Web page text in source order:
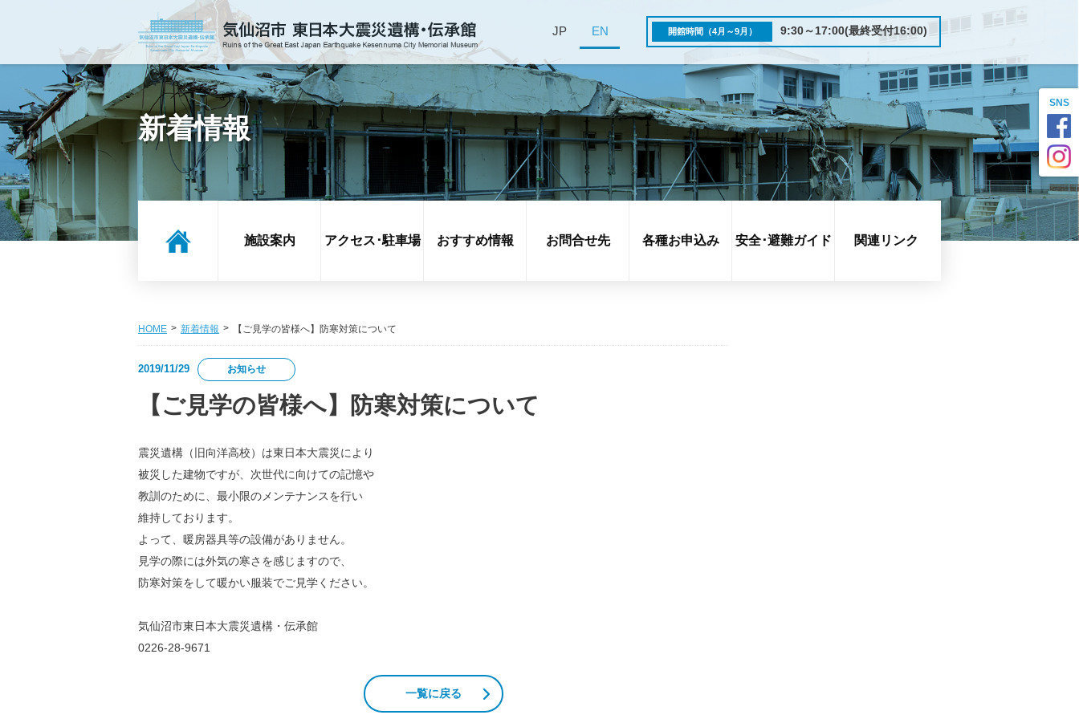
SNS
JP EN 開館時間（4月～9月） 9:30～17:00(最終受付16:00)
新着情報
施設案内 アクセス･駐車場 おすすめ情報 お問合せ先 各種お申込み 安全･避難ガイド 関連リンク
HOME 新着情報 【ご見学の皆様へ】防寒対策について
2019/11/29 お知らせ
【ご見学の皆様へ】防寒対策について
震災遺構（旧向洋高校）は東日本大震災により
被災した建物ですが、次世代に向けての記憶や
教訓のために、最小限のメンテナンスを行い
維持しております。
よって、暖房器具等の設備がありません。
見学の際には外気の寒さを感じますので、
防寒対策をして暖かい服装でご見学ください。
気仙沼市東日本大震災遺構・伝承館
0226-28-9671
一覧に戻る